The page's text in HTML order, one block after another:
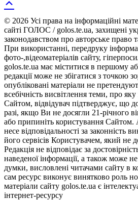
© 2026 Усі права на інформаційні
сайті ГОЛОС / golos.te.ua, захищені
законодавством про авторське право
При використанні, передруку
фото-,відеоматеріалів сайту,
golos.te.ua має міститися в першому
редакції може не збігатися з точкою
опубліковані матеріали не
всебічність висвітлення теми, про
Сайтом, відвідувач підтверджує, що
разі, якщо Ви не досягли 21-річного
або припиніть користування Сайтом.
несе відповідальності за законність
його сервісів Користувачем, який не
Редакція не відповідає за
наведеної інформації, а також може
думки, висловлені читачами сайту в
сам ресурс виконує винятково роль
матеріали сайту golos.te.ua є
інтернет-ресурсу